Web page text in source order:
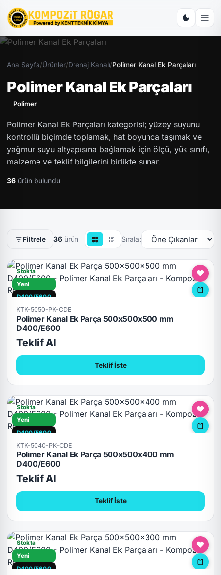
Ana Sayfa/Ürünler/Drenaj Kanalı/Polimer Kanal Ek Parçaları
Polimer Kanal Ek Parçaları
Polimer
Polimer Kanal Ek Parçaları kategorisi; yüzey suyunu
kontrollü biçimde toplamak, hat boyunca taşımak ve
yağmur suyu altyapısına bağlamak için ölçü, yük sınıfı,
malzeme ve teklif bilgilerini birlikte sunar.
36 ürün bulundu
Filtrele 36 ürün Sırala:
Stokta
Yeni
D400/E600
KTK-5050-PK-CDE
Polimer Kanal Ek Parça 500x500x500 mm
D400/E600
Teklif Al
Teklif İste
Stokta
Yeni
D400/E600
KTK-5040-PK-CDE
Polimer Kanal Ek Parça 500x500x400 mm
D400/E600
Teklif Al
Teklif İste
Stokta
Yeni
D400/E600